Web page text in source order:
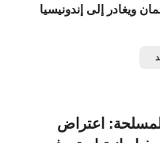
ويغادر إلى إندونيسيا
اعتراض